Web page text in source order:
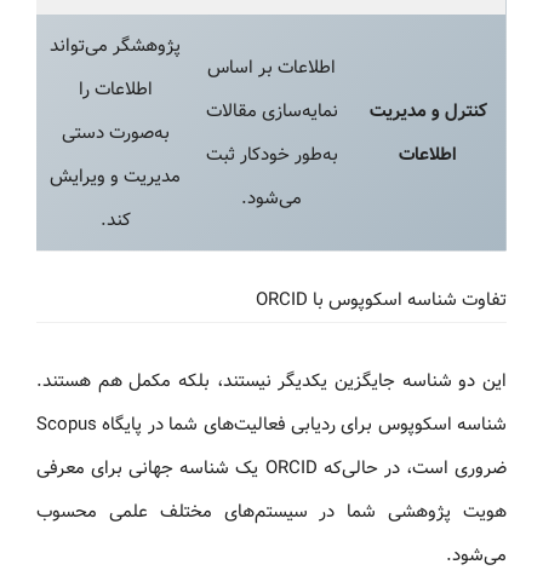
کنترل و مدیریت
اطلاعات
اطلاعات بر اساس
نمایه‌سازی مقالات
به‌طور خودکار ثبت
می‌شود.
پژوهشگر می‌تواند
اطلاعات را
به‌صورت دستی
مدیریت و ویرایش
کند.
تفاوت شناسه اسکوپوس با ORCID
این دو شناسه جایگزین یکدیگر نیستند، بلکه مکمل هم هستند.
شناسه اسکوپوس برای ردیابی فعالیت‌های شما در پایگاه Scopus
ضروری است، در حالی‌که ORCID یک شناسه جهانی برای معرفی
هویت پژوهشی شما در سیستم‌های مختلف علمی محسوب
می‌شود.